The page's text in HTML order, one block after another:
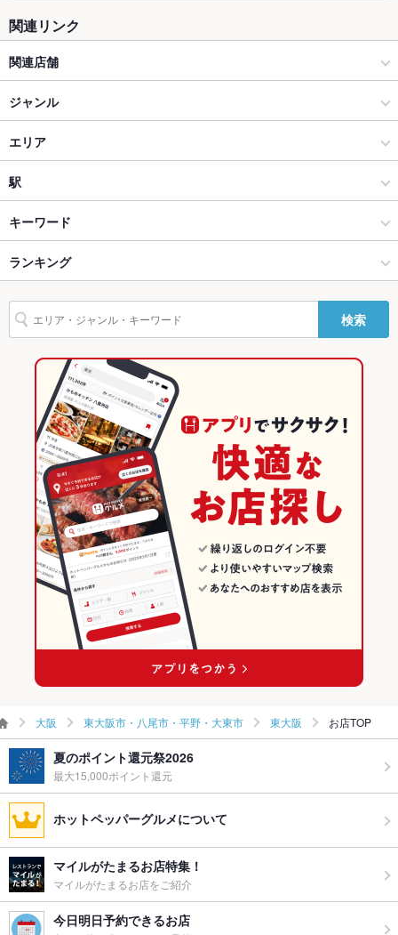
ソファー
テラス席
貸切
Wi-Fi なし
バリアフリ
ー
なし ：スタッフ一同全力でサポートさせていただきます。
その他
なし ：食べ放題メニューはご用意しておりません。
カクテル充実、焼酎充実、日本酒充実、ワイン充実
お子様連れ
お子様連れ歓迎 ：お子様連れも歓迎致します♪ご家族でもゆっ
たりお食事可能です！
ウェディン
グパーティ
ー二次会
応相談承ります。バースデーパーティーや結婚式2次会の演出も
お手伝いします。
お祝い・サ
プライズ対
可
コース等のご要望は随時承っております。コースの当日キャン
セルはキャンセル料を全額頂きます。
関連リンク
関連店舗
鶏魚きっちん ゆう 近鉄八尾駅前店
日本酒とお魚きっちん祐星
鶏と魚と麺 祐星 なんば店
鶏家 六角鶏 堺東駅前店
焼鳥祐 アラカルト
ジャンル
居酒屋
和風
東大阪市・八尾市・平野・大東市 × 居酒屋
東大阪市・八尾市・平野・大東市 × 和風
布施駅 × 居酒屋
布施駅 × 和風
創作料理
東大阪市・八尾市・平野・大東市 × 創作料理
東大阪市・八尾市・平野・大東市 × 和風
布施駅 × 創作料理
布施駅 × 和風
エリア
東大阪
東大阪 × 居酒屋
東大阪 × 和風
東大阪 × 創作料理
東大阪 × 和風
大阪 × 居酒屋
大阪 × 和風
大阪 × 創作料理
大阪 × 和風
駅
ＪＲ河内永和駅
小路駅
布施駅
キーワード
手羽先 からあげ
白湯鍋
ランキング
大阪のグルメランキング
大阪の居酒屋ランキング
東大阪市・八尾市・平野・大東市のグルメランキング
東大阪市・八尾市・平野・大東市の居酒屋ランキング
東大阪のグルメランキング
東大阪の居酒屋ランキング
検索
大阪 東大阪市・八尾市・平野・大東市 東大阪 お店TOP
夏のポイント還元祭2026
最大15,000ポイント還元
ホットペッパーグルメについて
マイルがたまるお店特集！
マイルがたまるお店をご紹介
今日明日予約できるお店